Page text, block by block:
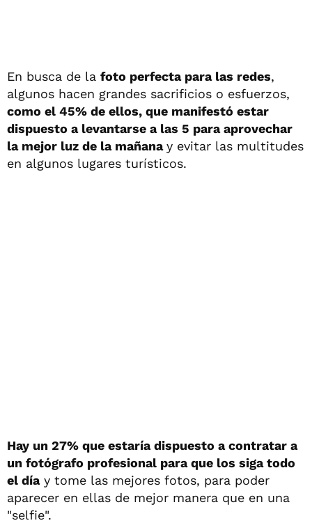
En busca de la foto perfecta para las redes,
algunos hacen grandes sacrificios o esfuerzos,
como el 45% de ellos, que manifestó estar
dispuesto a levantarse a las 5 para aprovechar
la mejor luz de la mañanay evitar las multitudes
en algunos lugares turísticos.
Hay un 27% que estaría dispuesto a contratar a
un fotógrafo profesional para que los siga todo
el díay tome las mejores fotos, para poder
aparecer en ellas de mejor manera que en una
"selfie".